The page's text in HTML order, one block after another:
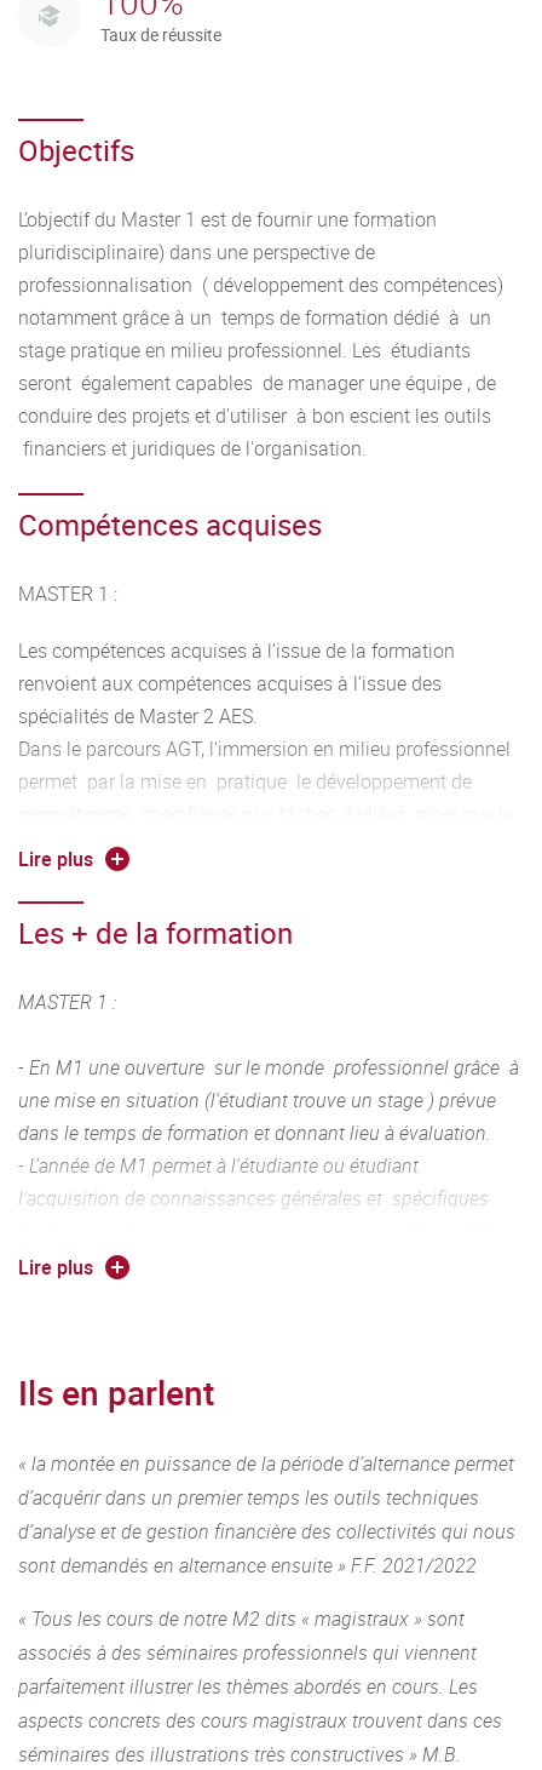
Taux de réussite
Objectifs
L’objectif du Master 1 est de fournir une formation
pluridisciplinaire) dans une perspective de
professionnalisation ( développement des compétences)
notamment grâce à un temps de formation dédié à un
stage pratique en milieu professionnel. Les étudiants
seront également capables de manager une équipe , de
conduire des projets et d'utiliser à bon escient les outils
financiers et juridiques de l'organisation.
Compétences acquises
MASTER 1 :
Les compétences acquises à l’issue de la formation
renvoient aux compétences acquises à l’issue des
spécialités de Master 2 AES.
Dans le parcours AGT, l'immersion en milieu professionnel
permet par la mise en pratique le développement de
développement de compétences transverses du type
adaptabilité, autonomie, relationnelles...L 'étudiant acquiert
des connaissances et compétences avec une ouverture
vers des métiers en tension en lien par exemple avec le
avec la protection des données, le management des
Compétences visées :
Réaliser un diagnostic
, construire et mettre en couvre un projet ,
assurer la gestion administrative et financière,
évaluer les équipes ,
Lire plus
Les + de la formation
MASTER 1 :
- En M1 une ouverture sur le monde professionnel grâce à
une mise en situation (l'étudiant trouve un stage ) prévue
dans le temps de formation et donnant lieu à évaluation.
- L'année de M1 permet à l'étudiante ou étudiant
l'acquisition de connaissances générales et spécifiques
des finances locales, du contentieux budgétaires, du
droit budgétaire et du droit des collectivités locales
finances, …)
Tests de fin d’enseignements effectués à partir de
consultation et de travaux de recherches effectué en
groupes
Habilitation spécifique du M2 par l’Université de
Cambridge en tant que centre de formation aux
diplômes de Cambridge à destination des étudiants de
3
cycle et préparation des étudiants au diplôme de
Cambridge
Business English Certificate
(BEC)
Lire plus
Ils en parlent
« la montée en puissance de la période d’alternance permet
d’acquérir dans un premier temps les outils techniques
d’analyse et de gestion financière des collectivités qui nous
sont demandés en alternance ensuite » F.F. 2021/2022
« Tous les cours de notre M2 dits « magistraux » sont
associés à des séminaires professionnels qui viennent
parfaitement illustrer les thèmes abordés en cours. Les
aspects concrets des cours magistraux trouvent dans ces
séminaires des illustrations très constructives » M.B.